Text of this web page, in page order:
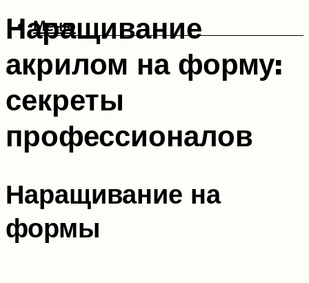
Меню
Наращивание
акрилом на форму:
секреты
профессионалов
Наращивание на
формы